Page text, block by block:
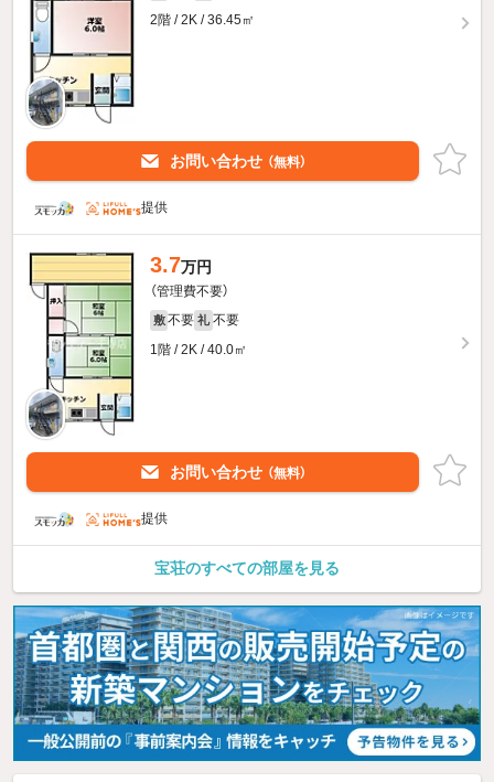
2階 / 2K / 36.45㎡
お問い合わせ （無料）
提供
3.7万円
（管理費不要）
敷 不要 礼 不要
1階 / 2K / 40.0㎡
お問い合わせ （無料）
提供
宝荘のすべての部屋を見る